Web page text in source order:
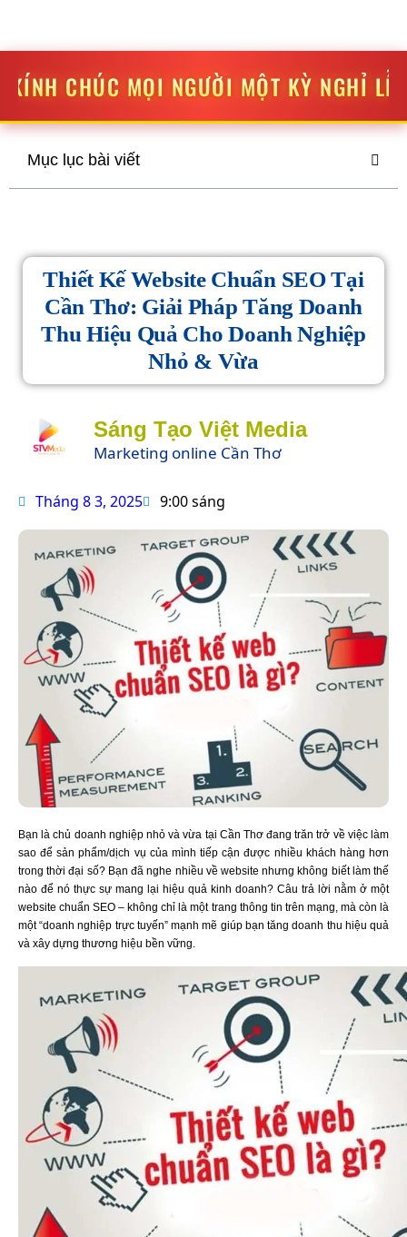
MỘT KỲ NGHỈ LỄ THẬT VUI VẺ
Mục lục bài viết
Thiết Kế Website Chuẩn SEO Tại
Cần Thơ: Giải Pháp Tăng Doanh
Thu Hiệu Quả Cho Doanh Nghiệp
Nhỏ & Vừa
Sáng Tạo Việt Media
Marketing online Cần Thơ
Tháng 8 3, 2025 9:00 sáng
Bạn là chủ doanh nghiệp nhỏ và vừa tại Cần Thơ đang trăn trở về việc làm
sao để sản phẩm/dịch vụ của mình tiếp cận được nhiều khách hàng hơn
trong thời đại số? Bạn đã nghe nhiều về website nhưng không biết làm thế
nào để nó thực sự mang lại hiệu quả kinh doanh? Câu trả lời nằm ở một
website chuẩn SEO – không chỉ là một trang thông tin trên mạng, mà còn là
một “doanh nghiệp trực tuyến” mạnh mẽ giúp bạn tăng doanh thu hiệu quả
và xây dựng thương hiệu bền vững.